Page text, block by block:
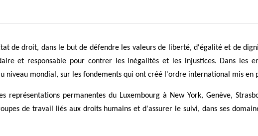
de droit, dans le but de défendre les valeurs de liberté, d'égalité et de
et responsable pour contrer les inégalités et les injustices. Dans les
niveau mondial, sur les fondements qui ont créé l'ordre international mis en
permanentes du Luxembourg à New York, Genève,
de travail liés aux droits humains et d'assurer le suivi, dans ses